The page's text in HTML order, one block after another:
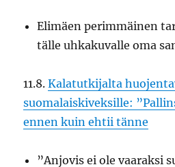
Elimäen perimmäinen
tälle uhkakuvalle oma
11.8.Kalatutkijalta
suomalaiskiveksille:
ennen kuin ehtii tänne
”Anjovis ei ole vaaraksi